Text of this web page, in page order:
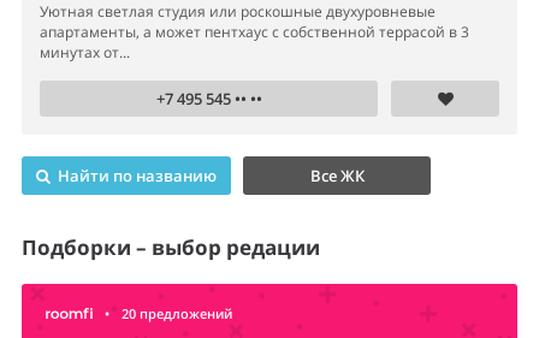
Уютная светлая студия или роскошные двухуровневые
апартаменты, а может пентхаус с собственной террасой в 3
минутах от...
+7 495 545 •• ••
Найти по названию Все ЖК
Подборки – выбор редации
• 20 предложений